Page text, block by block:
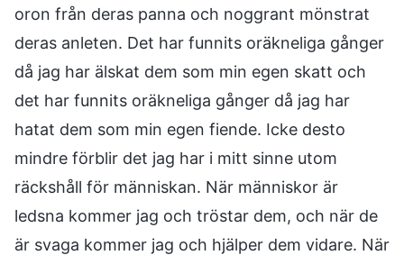
oron från deras panna och noggrant mönstrat
deras anleten. Det har funnits oräkneliga gånger
då jag har älskat dem som min egen skatt och
det har funnits oräkneliga gånger då jag har
hatat dem som min egen fiende. Icke desto
mindre förblir det jag har i mitt sinne utom
räckshåll för människan. När människor är
ledsna kommer jag och tröstar dem, och när de
är svaga kommer jag och hjälper dem vidare. När